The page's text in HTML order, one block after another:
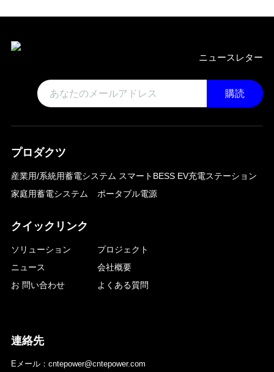
ニュースレター
購読
プロダクツ
産業用/系統用蓄電システム スマートBESS EV充電ステーション
家庭用蓄電システム
ポータブル電源
クイックリンク
ソリューション
プロジェクト
ニュース
会社概要
お 問い合わせ
よくある質問
連絡先
Eメール：cntepower@cntepower.com